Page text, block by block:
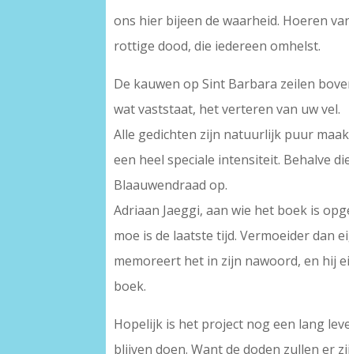
ons hier bijeen de waarheid. Hoeren
rottige dood, die iedereen omhelst.
De kauwen op Sint Barbara zeilen
wat vaststaat, het verteren van uw vel.
Alle gedichten zijn natuurlijk puur
een heel speciale intensiteit. Behalve
Blaauwendraad op.
Adriaan Jaeggi, aan wie het boek is
moe is de laatste tijd. Vermoeider dan
memoreert het in zijn nawoord, en hij
boek.
Hopelijk is het project nog een lang
blijven doen. Want de doden zullen er